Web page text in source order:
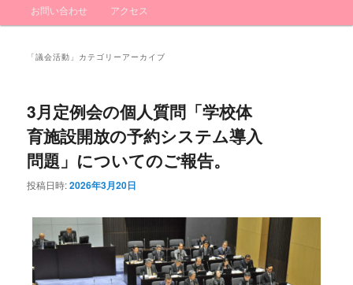
メ
イ
ン
テ
ン
ツ
へ
ブ
テ
ン
ツ
へ
移
お問い合わせ アクセス
「議会活動 」カテゴリーアーカイブ
3月定例会の個人質問「学校体
育施設開放の予約システム導入
問題」についてのご報告。
投稿日時:2026年3月20日